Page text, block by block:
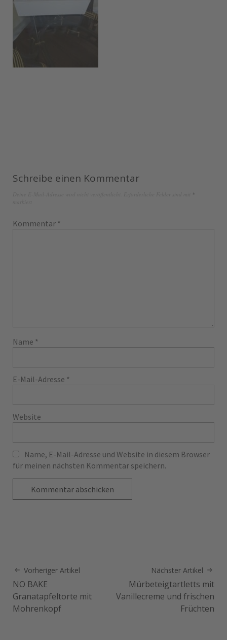
Schreibe einen Kommentar
*
Kommentar *
Name *
E-Mail-Adresse *
Website
Name, E-Mail-Adresse und Website in diesem Browser
für meinen nächsten Kommentar speichern.
Vorheriger Artikel
NO BAKE
Granatapfeltorte mit
Mohrenkopf
Nächster Artikel
Mürbeteigtartletts mit
Vanillecreme und frischen
Früchten